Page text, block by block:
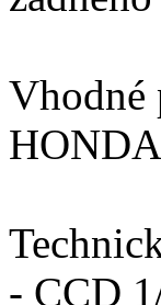
Vhodné
- CCD